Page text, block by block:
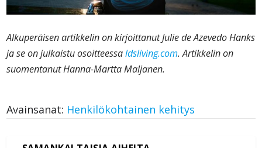
Alkuperäisen artikkelin on kirjoittanut Julie de Azevedo Hanks
ja se on julkaistu osoitteessaldsliving.com. Artikkelin on
suomentanut Hanna-Martta Maljanen.
Avainsanat: Henkilökohtainen kehitys